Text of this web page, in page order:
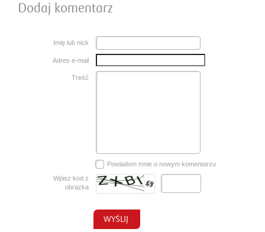
Dodaj komentarz
Imię lub nick
Adres e-mail
Treść
Powiadom mnie o nowym komentarzu
Wpisz kod z
obrazka